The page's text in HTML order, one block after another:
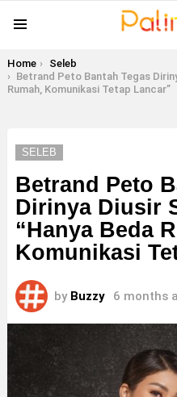
You are here:
Home
Seleb
Betrand Peto Bantah Tegas
Rumah, Komunikasi Tetap Lancar”
SELEB
Betrand Peto
Dirinya Diusir
“Hanya Beda
Komunikasi
by Buzzy 6 months